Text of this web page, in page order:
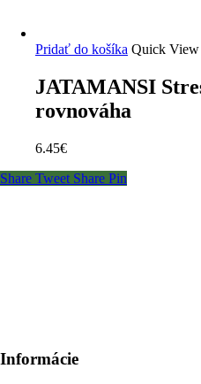
Pridať do košíka Quick View
JATAMANSI
rovnováha
6.45€
Share Tweet Share Pin
Informácie